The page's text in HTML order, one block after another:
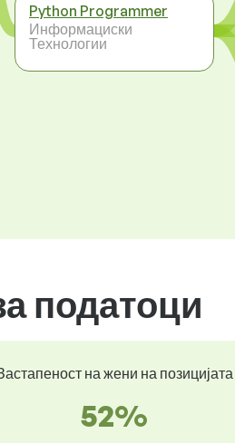
Python Programmer
Информациски
Технологии
податоци
на жени на позицијата
52%